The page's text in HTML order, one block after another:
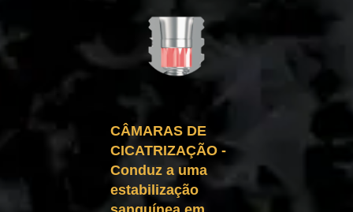
CÂMARAS DE
CICATRIZAÇÃO -
Conduz a uma
estabilização